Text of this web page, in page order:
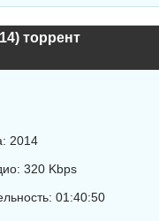
торрент
2014
320 Kbps
01:40:50